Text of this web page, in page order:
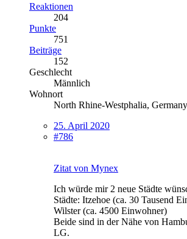
Reaktionen
204
Punkte
751
Beiträge
152
Geschlecht
Männlich
Wohnort
North Rhine-Westphalia, Germany
25. April 2020
#786
Zitat von Mynex
Ich würde mir 2 neue Städte
Städte: Itzehoe (ca. 30 Tausend
Wilster (ca. 4500 Einwohner)
Beide sind in der Nähe von
LG.